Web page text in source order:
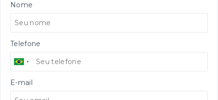
Nome
Telefone
E-mail